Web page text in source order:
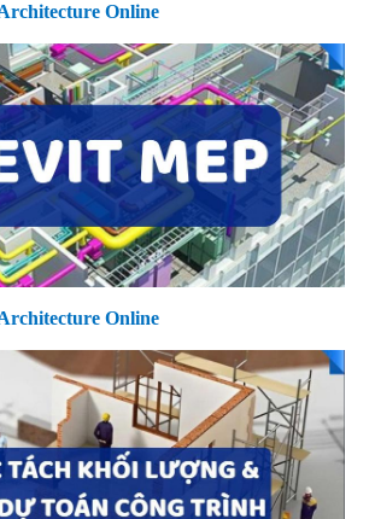
Online
Online